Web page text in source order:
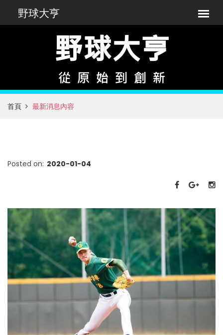
首頁 最新消息內容
Posted on: 2020-01-04